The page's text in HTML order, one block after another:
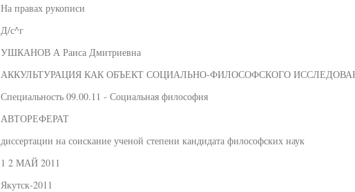
На правах рукописи
Д/с^г
УШКАНОВ А Раиса Дмитриевна
АККУЛЬТУРАЦИЯ КАК ОБЪЕКТ СОЦИАЛЬНО-ФИЛОСОФСКОГО
Специальность 09.00.11 - Социальная философия
АВТОРЕФЕРАТ
диссертации на соискание ученой степени кандидата философских наук
1 2 МАЙ 2011
Якутск-2011